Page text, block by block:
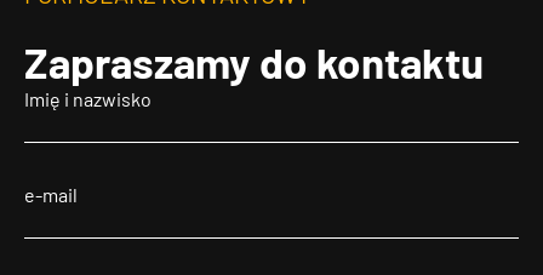
Zapraszamy do kontaktu